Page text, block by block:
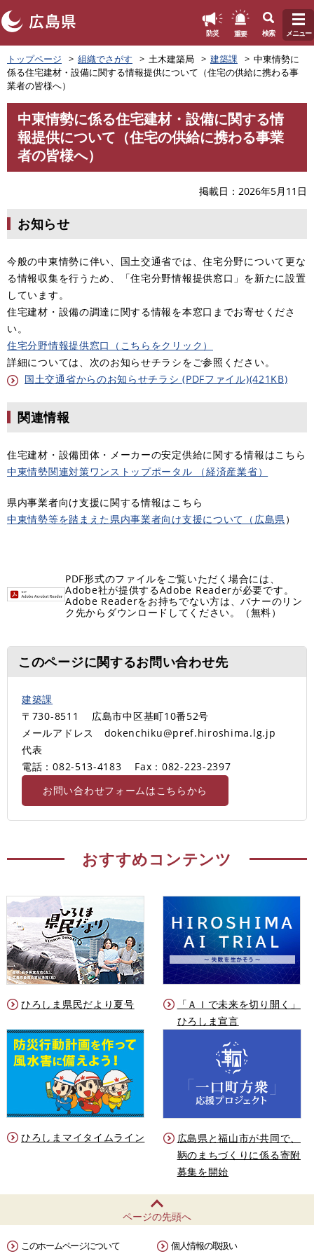
ペ
ー
ジ
の
防災 重要 検索 メニュー
トップページ 組織でさがす 土木建築局 建築課
中東情勢に
係る住宅建材・設備に関する情報提供について（住宅の供給に携わる事
業者の皆様へ）
中東情勢に係る住宅建材・設備に関する情
報提供について（住宅の供給に携わる事業
者の皆様へ）
掲載日 2026年5月11日
お知らせ
今般の中東情勢に伴い、国土交通省では、住宅分野について更な
る情報収集を行うため、「住宅分野情報提供窓口」を新たに設置
しています。
住宅建材・設備の調達に関する情報を本窓口までお寄せくださ
い。
住宅分野情報提供窓口（こちらをクリック）
詳細については、次のお知らせチラシをご参照ください。
国土交通省からのお知らせチラシ (PDFファイル)(421KB)
関連情報
住宅建材・設備団体・メーカーの安定供給に関する情報はこちら
中東情勢関連対策ワンストップポータル （経済産業省）
県内事業者向け支援に関する情報はこちら
中東情勢等を踏まえた県内事業者向け支援について（広島県 ）
PDF形式のファイルをご覧いただく場合には、
Adobe社が提供するAdobe Readerが必要です。
Adobe Readerをお持ちでない方は、バナーのリン
ク先からダウンロードしてください。（無料）
このページに関するお問い合わせ先
建築課
〒730-8511
広島市中区基町10番52号
メールアドレス dokenchiku@pref.hiroshima.lg.jp
代表
電話：082-513-4183
Fax：082-223-2397
お問い合わせフォームはこちらから
おすすめコンテンツ
ひろしま県民だより夏号
「ＡＩで未来を切り開く」
ひろしま宣言
ひろしまマイタイムライン
広島県と福山市が共同で、
鞆のまちづくりに係る寄附
募集を開始
ページの先頭へ
このホームページについて 個人情報の取扱い